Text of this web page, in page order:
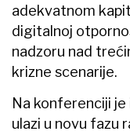
adekvatnom
digitalnoj
nadzoru nad
krizne scenarije.
Na konferenciji
ulazi u novu fazu